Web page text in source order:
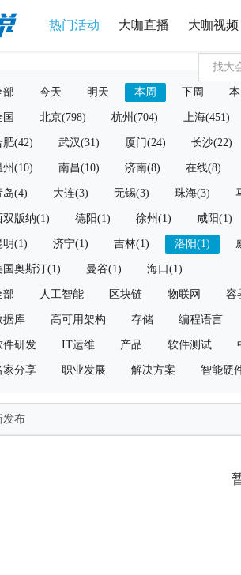
热门活动 大咖直播 大咖视频
部 今天 明天 本周 下周
国 北京(798) 杭州(704) 上海(451)
肥(42) 武汉(31) 厦门(24) 长沙(22)
州(10) 南昌(10) 济南(8) 在线(8)
岛(4) 大连(3) 无锡(3) 珠海(3)
双版纳(1) 德阳(1) 徐州(1) 咸阳(1)
明(1) 济宁(1) 吉林(1) 洛阳(1)
国奥斯汀(1) 曼谷(1) 海口(1)
部 人工智能 区块链 物联网 容
据库 高可用架构 存储 编程语言
件研发 IT运维 产品 软件测试
家分享 职业发展 解决方案 智能硬
发布